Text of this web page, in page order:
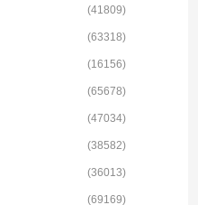
(41809)
(63318)
(16156)
(65678)
(47034)
(38582)
(36013)
(69169)